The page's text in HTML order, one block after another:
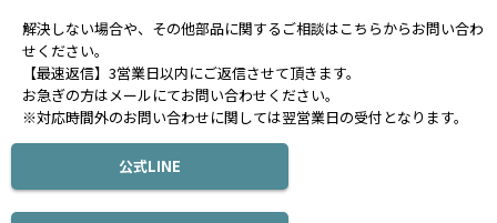
解決しない場合や、その他部品に関するご相談はこちらからお問い合わ
せください。
【最速返信】3営業日以内にご返信させて頂きます。
お急ぎの方はメールにてお問い合わせください。
※対応時間外のお問い合わせに関しては翌営業日の受付となります。
公式LINE